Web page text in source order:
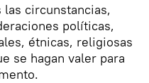
circunstancias,
políticas,
étnicas, religiosas
se hagan valer para